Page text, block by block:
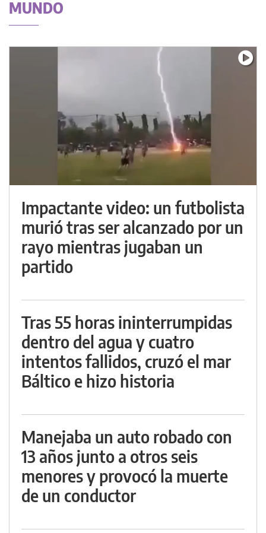
MUNDO
Impactante video: un futbolista
murió tras ser alcanzado por un
rayo mientras jugaban un
partido
Tras 55 horas ininterrumpidas
dentro del agua y cuatro
intentos fallidos, cruzó el mar
Báltico e hizo historia
Manejaba un auto robado con
13 años junto a otros seis
menores y provocó la muerte
de un conductor